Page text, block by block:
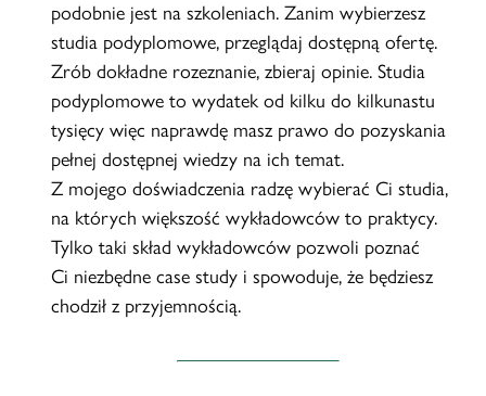
podobnie jest na szkoleniach. Zanim wybierzesz
studia podyplomowe, przeglądaj dostępną ofertę.
Zrób dokładne rozeznanie, zbieraj opinie. Studia
podyplomowe to wydatek od kilku do kilkunastu
tysięcy więc naprawdę masz prawo do pozyskania
pełnej dostępnej wiedzy na ich temat.
Z mojego doświadczenia radzę wybierać Ci studia,
na których większość wykładowców to praktycy.
Tylko taki skład wykładowców pozwoli poznać
Ci niezbędne case study i spowoduje, że będziesz
chodził z przyjemnością.